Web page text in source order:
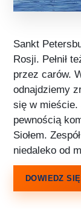
Sankt
Rosji. Pełnił
przez carów.
odnajdziemy
się w mieście.
pewnością
Siołem.
niedaleko od
DOWIEDZ